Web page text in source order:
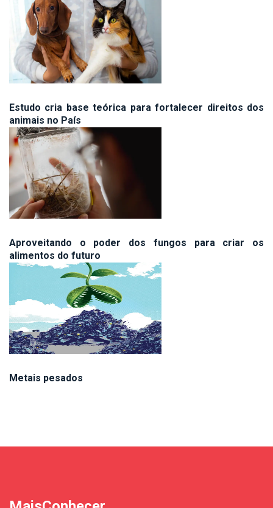
Estudo cria base teórica para fortalecer direitos dos
animais no País
Aproveitando o poder dos fungos para criar os
alimentos do futuro
Metais pesados